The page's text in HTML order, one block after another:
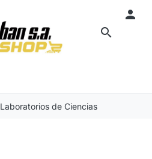
search

Laboratorios de Ciencias